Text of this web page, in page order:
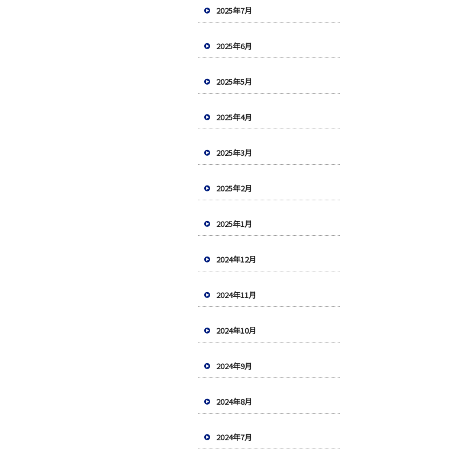
2025年7月
2025年6月
2025年5月
2025年4月
2025年3月
2025年2月
2025年1月
2024年12月
2024年11月
2024年10月
2024年9月
2024年8月
2024年7月